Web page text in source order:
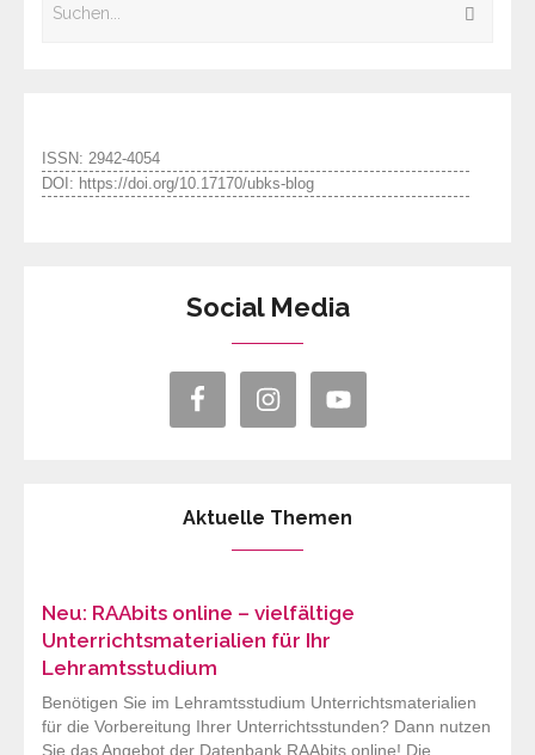
ISSN: 2942-4054
DOI: https://doi.org/10.17170/ubks-blog
Social Media
Aktuelle Themen
Neu: RAAbits online – vielfältige
Unterrichtsmaterialien für Ihr
Lehramtsstudium
Benötigen Sie im Lehramtsstudium Unterrichtsmaterialien
für die Vorbereitung Ihrer Unterrichtsstunden? Dann nutzen
Sie das Angebot der Datenbank RAAbits online! Die